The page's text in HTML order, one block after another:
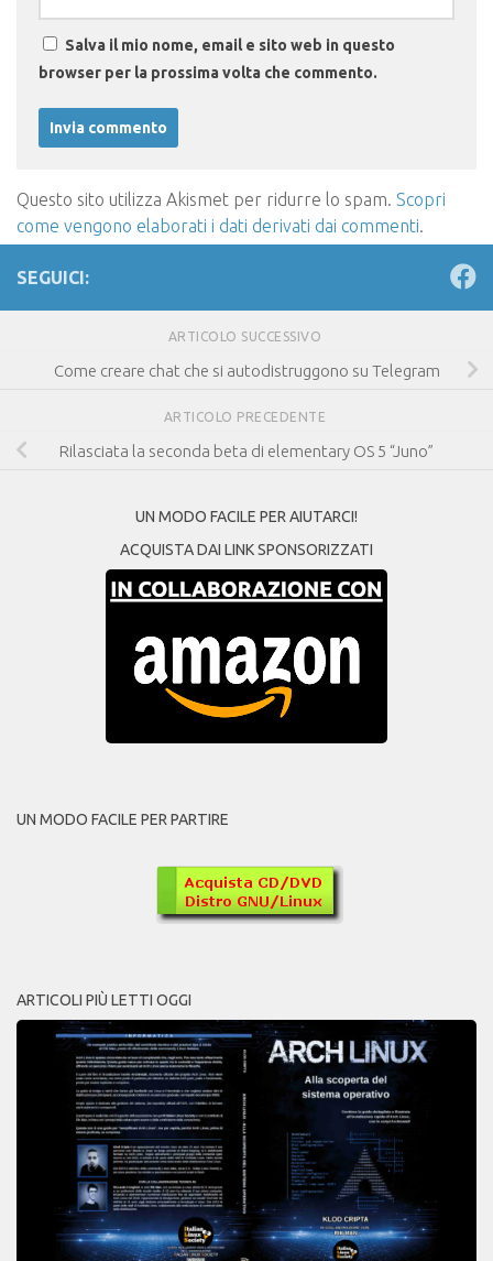
Salva il mio nome, email e sito web in questo
browser per la prossima volta che commento.
Questo sito utilizza Akismet per ridurre lo spam. Scopri
come vengono elaborati i dati derivati dai commenti
SEGUICI:
ARTICOLO SUCCESSIVO
Come creare chat che si autodistruggono su Telegram
ARTICOLO PRECEDENTE
Rilasciata la seconda beta di elementary OS 5 “Juno”
UN MODO FACILE PER AIUTARCI!
ACQUISTA DAI LINK SPONSORIZZATI
UN MODO FACILE PER PARTIRE
ARTICOLI PIÙ LETTI OGGI